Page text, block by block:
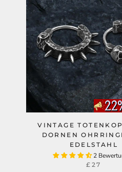
VINTAGE
DORNEN
EDELSTAHL
2
£27